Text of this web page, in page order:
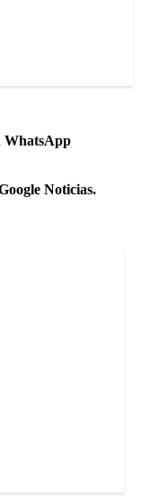
WhatsApp
Noticias.